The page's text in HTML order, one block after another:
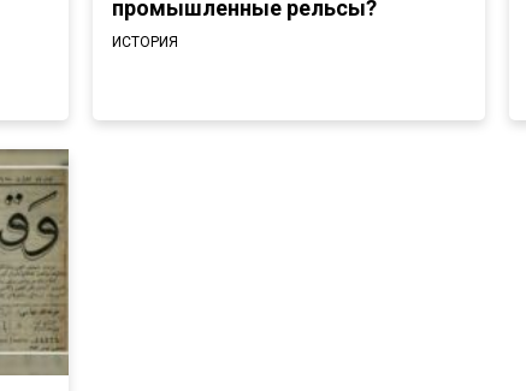
промышленные рельсы?
ИСТОРИЯ